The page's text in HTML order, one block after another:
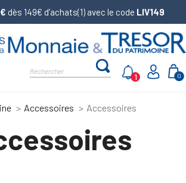
dès 149€ d’achats(1) avec le code LIV149
0
1
Accessoires Accessoires